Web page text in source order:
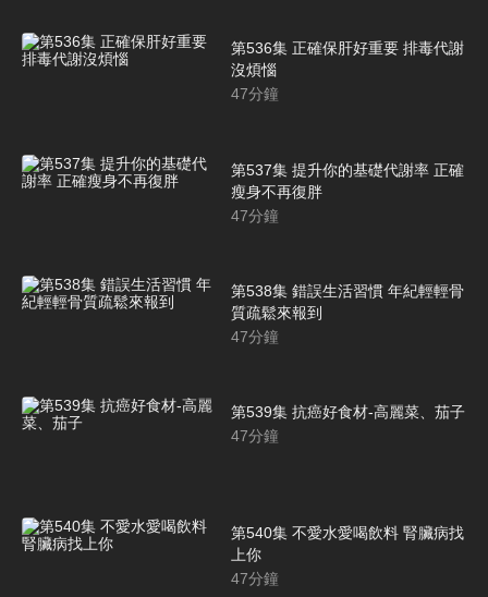
第536集 正確保肝好重要 排毒代謝
沒煩惱
47分鐘
第537集 提升你的基礎代謝率 正確
瘦身不再復胖
47分鐘
第538集 錯誤生活習慣 年紀輕輕骨
質疏鬆來報到
47分鐘
第539集 抗癌好食材-高麗菜、茄子
47分鐘
第540集 不愛水愛喝飲料 腎臟病找
上你
47分鐘